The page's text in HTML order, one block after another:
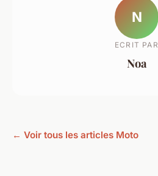
N
ECRIT PAR
Noa
← Voir tous les articles Moto